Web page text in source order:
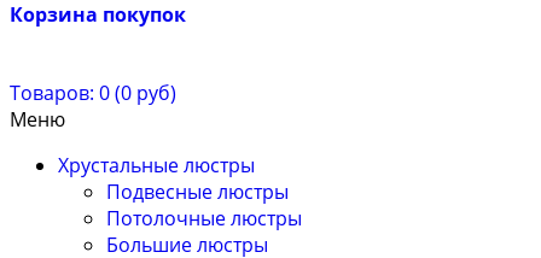
Корзина покупок
Товаров: 0 (0 руб)
Меню
Хрустальные люстры
Подвесные люстры
Потолочные люстры
Большие люстры